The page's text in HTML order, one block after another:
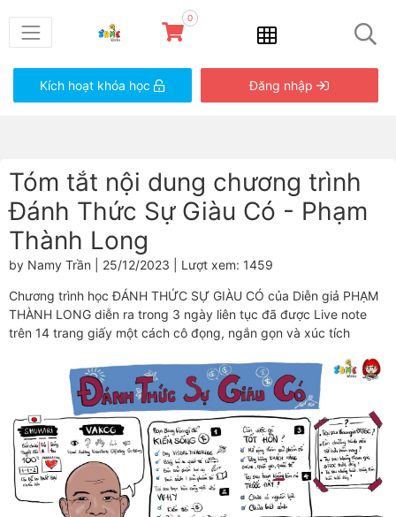
0
Kích hoạt khóa học Đăng nhập
Tóm tắt nội dung chương trình
Đánh Thức Sự Giàu Có - Phạm
Thành Long
by Namy Trần | 25/12/2023 | Lượt xem: 1459
Chương trình học ĐÁNH THỨC SỰ GIÀU CÓ của Diễn giả PHẠM
THÀNH LONG diễn ra trong 3 ngày liên tục đã được Live note
trên 14 trang giấy một cách cô đọng, ngắn gọn và xúc tích